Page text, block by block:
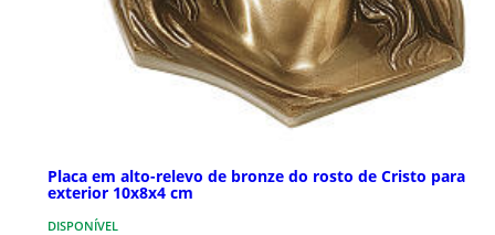
Placa em alto-relevo de bronze do rosto de Cristo para
exterior 10x8x4 cm
DISPONÍVEL